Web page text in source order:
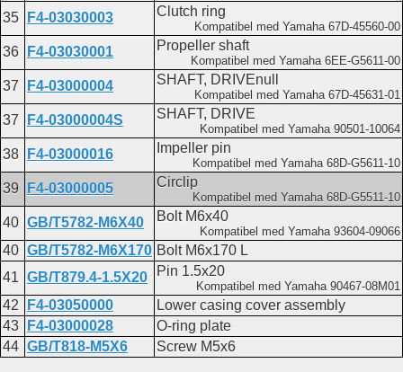
35 F4-03030003 Clutch ring
Kompatibel med Yamaha 67D-45560-00
36 F4-03030001 Propeller shaft
Kompatibel med Yamaha 6EE-G5611-00
37 F4-03000004 SHAFT, DRIVEnull
Kompatibel med Yamaha 67D-45631-01
37 F4-03000004S SHAFT, DRIVE
Kompatibel med Yamaha 90501-10064
38 F4-03000016 Impeller pin
Kompatibel med Yamaha 68D-G5611-10
39 F4-03000005 Circlip
Kompatibel med Yamaha 68D-G5511-10
40 GB/T5782-M6X40 Bolt M6x40
Kompatibel med Yamaha 93604-09066
40 GB/T5782-M6X170 Bolt M6x170 L
41 GB/T879.4-1.5X20 Pin 1.5x20
Kompatibel med Yamaha 90467-08M01
42 F4-03050000
Lower casing cover assembly
43
F4-03000028
O-ring plate
44 GB/T818-M5X6 Screw M5x6